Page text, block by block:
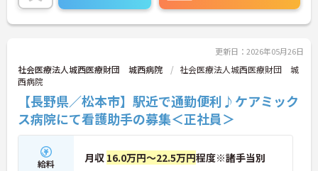
更新日：2026年05月26日
社会医療法人城西医療財団 城西病院
社会医療法人城西医療財団 城
西病院
【長野県／松本市】駅近で通勤便利♪ケアミック
ス病院にて看護助手の募集＜正社員＞
給料 月収 16.0万円～22.5万円程度※諸手当別